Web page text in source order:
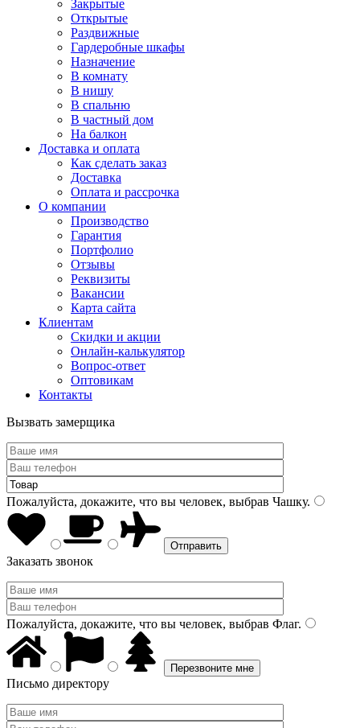
Закрытые
Открытые
Раздвижные
Гардеробные шкафы
Назначение
В комнату
В нишу
В спальню
В частный дом
На балкон
Доставка и оплата
Как сделать заказ
Доставка
Оплата и рассрочка
О компании
Производство
Гарантия
Портфолио
Отзывы
Реквизиты
Вакансии
Карта сайта
Клиентам
Скидки и акции
Онлайн-калькулятор
Вопрос-ответ
Оптовикам
Контакты
Вызвать замерщика
Пожалуйста, докажите, что вы человек, выбрав Чашку.
Заказать звонок
Пожалуйста, докажите, что вы человек, выбрав Флаг.
Письмо директору